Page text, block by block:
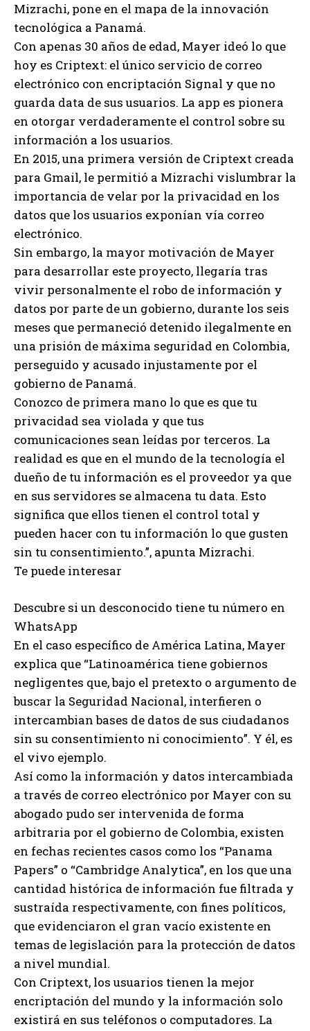
Mizrachi, pone en el mapa de la innovación
tecnológica a Panamá.
Con apenas 30 años de edad, Mayer ideó lo que
hoy es Criptext: el único servicio de correo
electrónico con encriptación Signal y que no
guarda data de sus usuarios. La app es pionera
en otorgar verdaderamente el control sobre su
información a los usuarios.
En 2015, una primera versión de Criptext creada
para Gmail, le permitió a Mizrachi vislumbrar la
importancia de velar por la privacidad en los
datos que los usuarios exponían vía correo
electrónico.
Sin embargo, la mayor motivación de Mayer
para desarrollar este proyecto, llegaría tras
vivir personalmente el robo de información y
datos por parte de un gobierno, durante los seis
meses que permaneció detenido ilegalmente en
una prisión de máxima seguridad en Colombia,
perseguido y acusado injustamente por el
gobierno de Panamá.
Conozco de primera mano lo que es que tu
privacidad sea violada y que tus
comunicaciones sean leídas por terceros. La
realidad es que en el mundo de la tecnología el
dueño de tu información es el proveedor ya que
en sus servidores se almacena tu data. Esto
significa que ellos tienen el control total y
pueden hacer con tu información lo que gusten
sin tu consentimiento.”, apunta Mizrachi.
Te puede interesar
Descubre si un desconocido tiene tu número en
WhatsApp
En el caso específico de América Latina, Mayer
explica que “Latinoamérica tiene gobiernos
negligentes que, bajo el pretexto o argumento de
buscar la Seguridad Nacional, interfieren o
intercambian bases de datos de sus ciudadanos
sin su consentimiento ni conocimiento”. Y él, es
el vivo ejemplo.
Así como la información y datos intercambiada
a través de correo electrónico por Mayer con su
abogado pudo ser intervenida de forma
arbitraria por el gobierno de Colombia, existen
en fechas recientes casos como los “Panama
Papers” o “Cambridge Analytica”, en los que una
cantidad histórica de información fue filtrada y
sustraída respectivamente, con fines políticos,
que evidenciaron el gran vacío existente en
temas de legislación para la protección de datos
a nivel mundial.
Con Criptext, los usuarios tienen la mejor
encriptación del mundo y la información solo
existirá en sus teléfonos o computadores. La